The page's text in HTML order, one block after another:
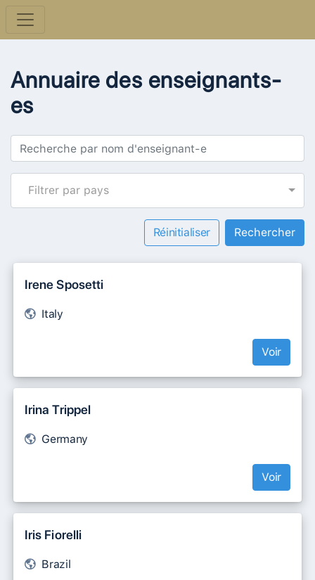
Annuaire des enseignants-
es
Filtrer par pays
Réinitialiser
Irene Sposetti
Italy
Voir
Irina Trippel
Germany
Voir
Iris Fiorelli
Brazil